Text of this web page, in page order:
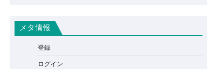
メタ情報
登録
ログイン